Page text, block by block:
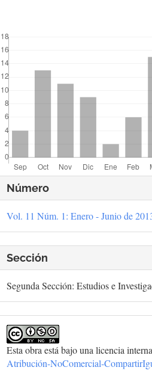
Detalles
Número
Vol. 11 Núm. 1: Enero - Junio de
Sección
Segunda Sección: Estudios e
Esta obra está bajo una licencia
Atribución-NoComercial-